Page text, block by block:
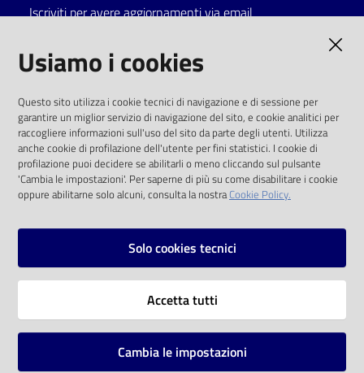
on line
Eventi
Chiedi al
bibliotecario
Avvisi
Iscriviti per avere aggiornamenti via email
solo alle condizioni previste dalla direttiva
comunitaria 2003/98/CE e dal d.lgs. 36/2006
SOCIAL
Instagram
Vai alla pagina
Usiamo i cookies
Questo sito utilizza i cookie tecnici di navigazione e di sessione per
garantire un miglior servizio di navigazione del sito, e cookie analitici per
raccogliere informazioni sull'uso del sito da parte degli utenti. Utilizza
anche cookie di profilazione dell'utente per fini statistici. I cookie di
profilazione puoi decidere se abilitarli o meno cliccando sul pulsante
'Cambia le impostazioni'. Per saperne di più su come disabilitare i cookie
oppure abilitarne solo alcuni, consulta la nostraCookie Policy.
Solo cookies tecnici
Accetta tutti
Cambia le impostazioni